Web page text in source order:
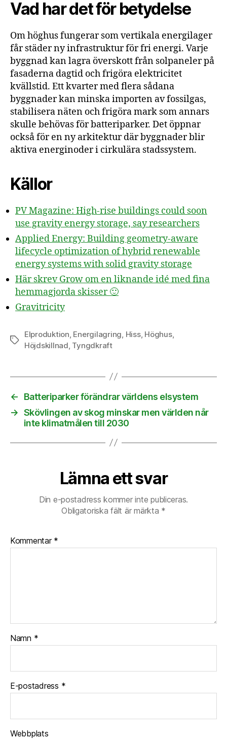
Vad har det för betydelse
Om höghus fungerar som vertikala energilager
får städer ny infrastruktur för fri energi. Varje
byggnad kan lagra överskott från solpaneler på
fasaderna dagtid och frigöra elektricitet
kvällstid. Ett kvarter med flera sådana
byggnader kan minska importen av fossilgas,
stabilisera näten och frigöra mark som annars
skulle behövas för batteriparker. Det öppnar
också för en ny arkitektur där byggnader blir
aktiva energinoder i cirkulära stadssystem.
Källor
PV Magazine: High-rise buildings could soon
use gravity energy storage, say researchers
Applied Energy: Building geometry-aware
lifecycle optimization of hybrid renewable
energy systems with solid gravity storage
Här skrev Grow om en liknande idé med fina
hemmagjorda skisser 🙂
Gravitricity
Etiketter
Elproduktion Energilagring Hiss, Höghus,
Höjdskillnad Tyngdkraft
←
Batteriparker förändrar världens elsystem
→ Skövlingen av skog minskar men världen når
inte klimatmålen till 2030
Lämna ett svar
Din e-postadress kommer inte publiceras.
Obligatoriska fält är märkta *
Kommentar *
Namn *
E-postadress *
Webbplats